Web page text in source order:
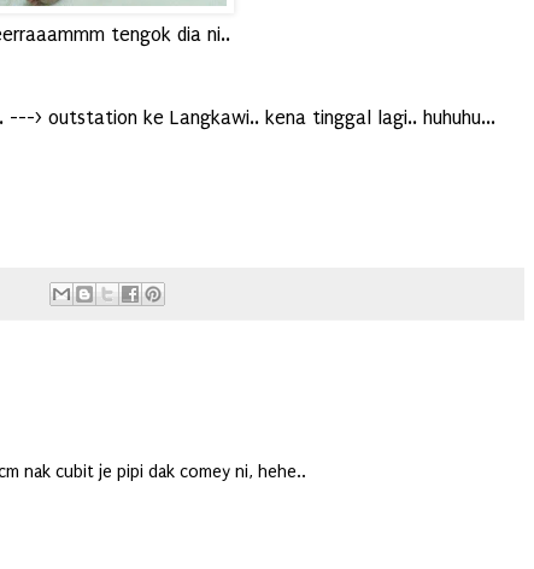
tengok dia ni..
> outstation ke Langkawi.. kena tinggal lagi.. huhuhu...
nak cubit je pipi dak comey ni, hehe..